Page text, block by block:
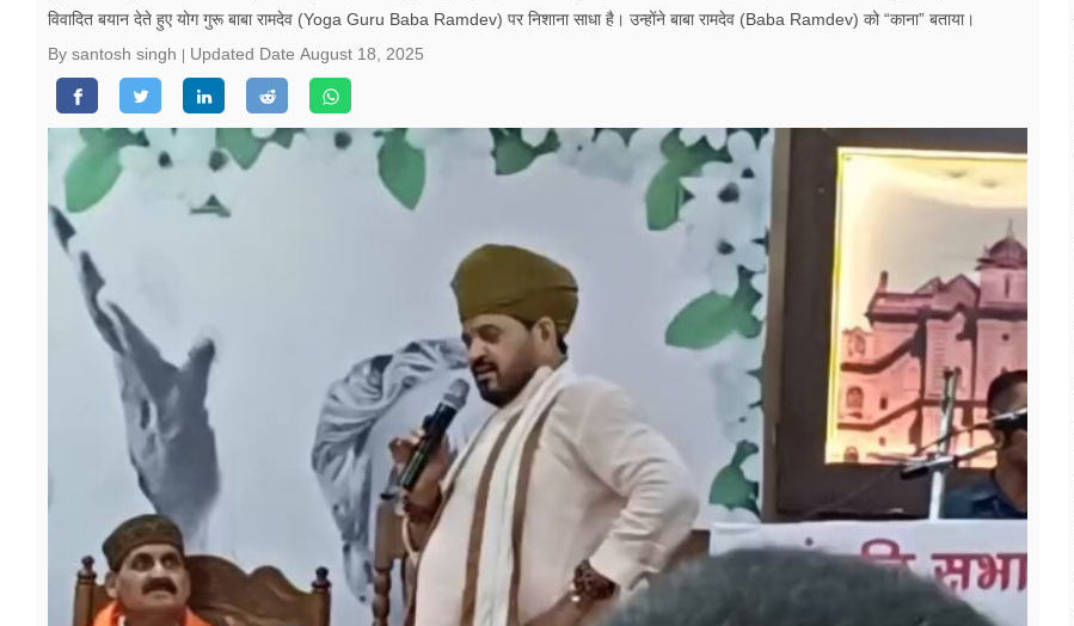
वीडियो
रिलेशनशिप
जीवन मंत्रा
सेहत
विवादित बयान देते हुए योग गुरू बाबा रामदेव (Yoga Guru Baba Ramdev) पर निशाना साधा है। उन्होंने बाबा रामदेव (Baba Ramdev) को “काना” बताया।
By santosh singh
Updated Date August 18, 2025